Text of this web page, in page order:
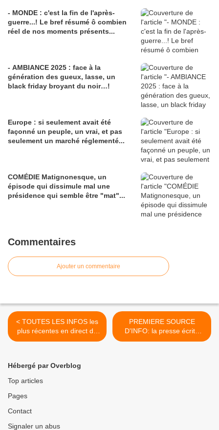
- MONDE : c'est la fin de l'après-
guerre...! Le bref résumé ô combien
réel de nos moments présents...
- AMBIANCE 2025 : face à la
génération des gueux, lasse, un
black friday broyant du noir…!
Europe : si seulement avait été
façonné un peuple, un vrai, et pas
seulement un marché réglementé...
COMÉDIE Matignonesque, un
épisode qui dissimule mal une
présidence qui semble être "mat"...
Commentaires
Ajouter un commentaire
< TOUTES LES INFOS les
plus récentes en direct de
la lettre d'ITnumeric...
PREMIERE SOURCE
D'INFO: la presse écrite
quotidienne dévastée…! >
Hébergé par Overblog
Top articles
Pages
Contact
Signaler un abus